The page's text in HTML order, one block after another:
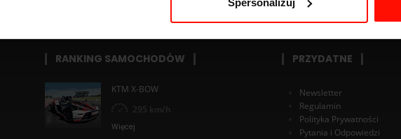
Spersonalizuj
RANKING SAMOCHODÓW
KTM X-BOW
295 km/h
Więcej
PRZYDATNE
Newsletter
Regulamin
Polityka Prywatności
Pytania i Odpowiedzi